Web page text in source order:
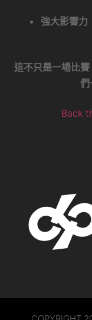
強大影響力
這不只是一場比
們
Back